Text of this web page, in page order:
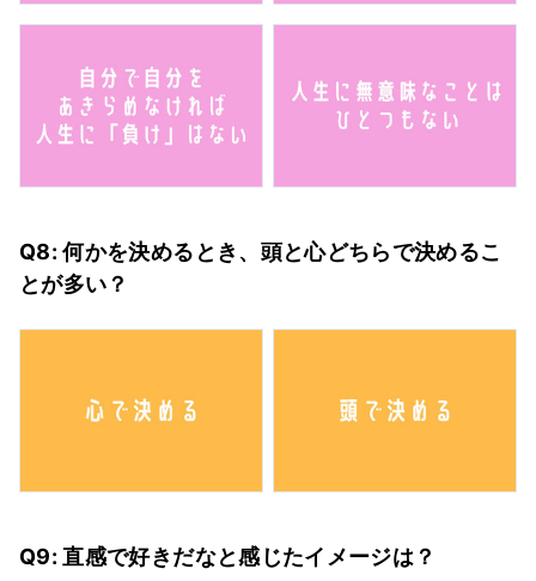
Q8: 何かを決めるとき、頭と心どちらで決めるこ
とが多い？
Q9: 直感で好きだなと感じたイメージは？